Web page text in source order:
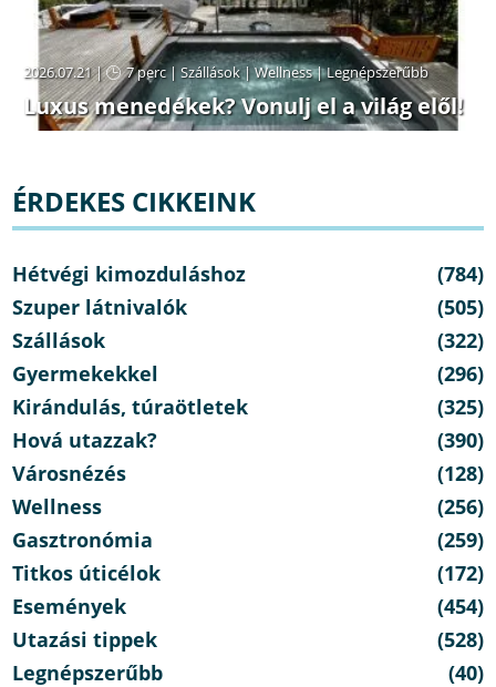
2026.07.21 | 7 perc|Szállások|Wellness|Legnépszerűbb
Luxus menedékek? Vonulj el a világ elől!
ÉRDEKES CIKKEINK
Hétvégi kimozduláshoz
(784)
Szuper látnivalók
(505)
Szállások
(322)
Gyermekekkel
(296)
Kirándulás, túraötletek
(325)
Hová utazzak?
(390)
Városnézés
(128)
Wellness
(256)
Gasztronómia
(259)
Titkos úticélok
(172)
Események
(454)
Utazási tippek
(528)
Legnépszerűbb
(40)